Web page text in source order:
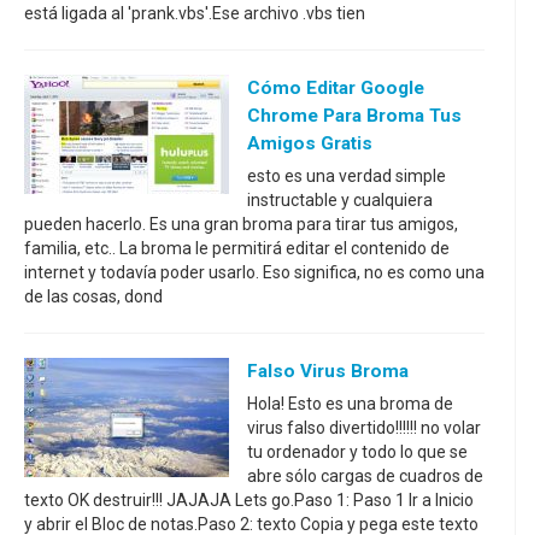
está ligada al 'prank.vbs'.Ese archivo .vbs tien
Cómo Editar Google
Chrome Para Broma Tus
Amigos Gratis
esto es una verdad simple
instructable y cualquiera
pueden hacerlo. Es una gran broma para tirar tus amigos,
familia, etc.. La broma le permitirá editar el contenido de
internet y todavía poder usarlo. Eso significa, no es como una
de las cosas, dond
Falso Virus Broma
Hola! Esto es una broma de
virus falso divertido!!!!!! no volar
tu ordenador y todo lo que se
abre sólo cargas de cuadros de
texto OK destruir!!! JAJAJA Lets go.Paso 1: Paso 1 Ir a Inicio
y abrir el Bloc de notas.Paso 2: texto Copia y pega este texto